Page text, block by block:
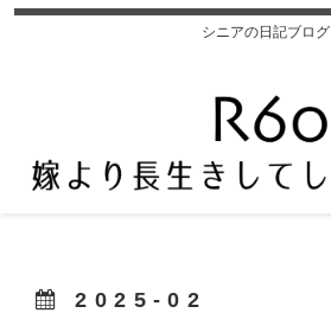
シニアの日記ブログ
2025-02